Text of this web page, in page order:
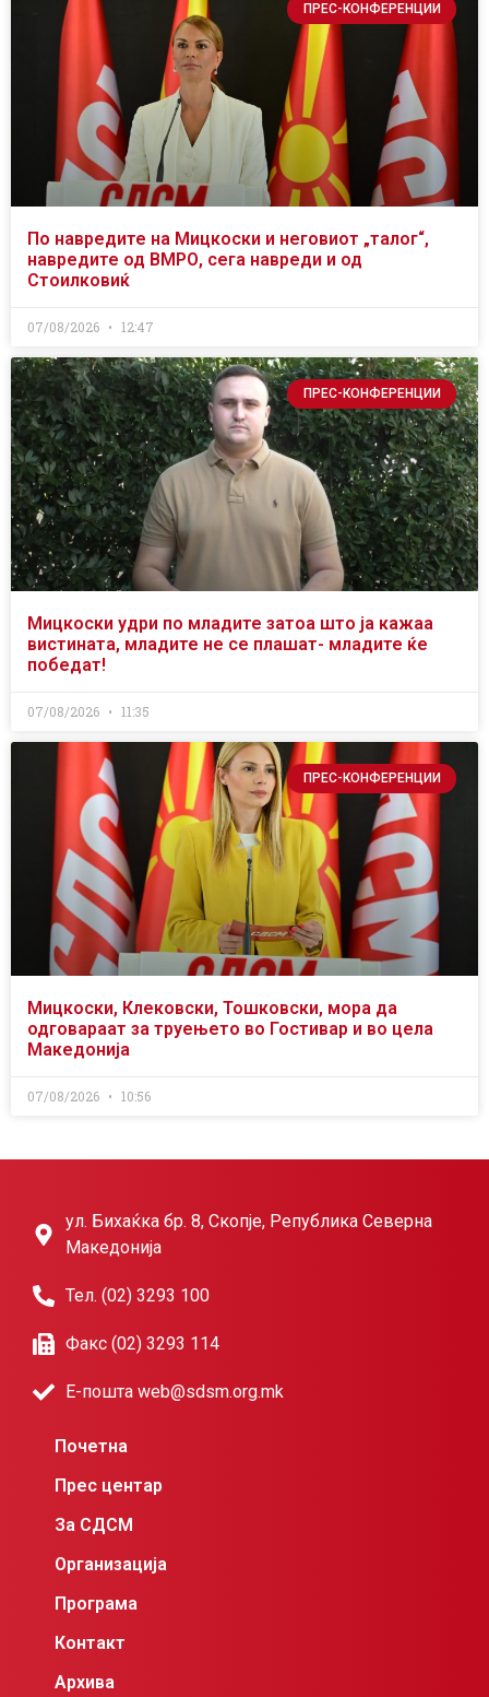
ПРЕС-КОНФЕРЕНЦИИ
По навредите на Мицкоски и неговиот „талог“,
навредите од ВМРО, сега навреди и од
Стоилковиќ
07/08/2026 12:47
ПРЕС-КОНФЕРЕНЦИИ
Мицкоски удри по младите затоа што ја кажаа
вистината, младите не се плашат- младите ќе
победат!
07/08/2026 11:35
ПРЕС-КОНФЕРЕНЦИИ
Мицкоски, Клековски, Тошковски, мора да
одговараат за труењето во Гостивар и во цела
Македонија
07/08/2026 10:56
ул. Бихаќка бр. 8, Скопје, Република Северна
Македонија
Тел. (02) 3293 100
Факс (02) 3293 114
Е-пошта web@sdsm.org.mk
Почетна
Прес центар
За СДСМ
Организација
Програма
Контакт
Архива